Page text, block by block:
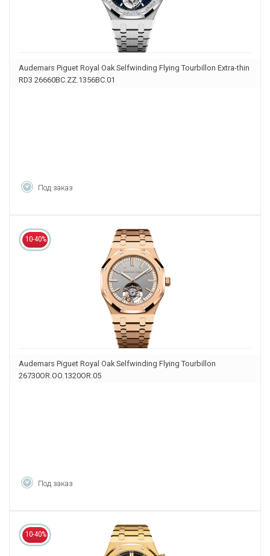
Audemars Piguet Royal Oak Selfwinding Flying Tourbillon Extra-thin
RD3 26660BC.ZZ.1356BC.01
Под заказ
10-40%
Audemars Piguet Royal Oak Selfwinding Flying Tourbillon
26730OR.OO.1320OR.05
Под заказ
10-40%